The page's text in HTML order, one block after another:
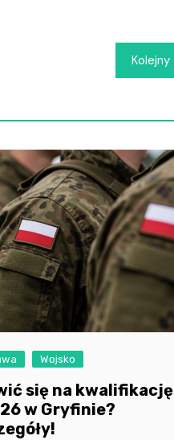
Kolejny
Wojsko
się na kwalifikację
w Gryfinie?